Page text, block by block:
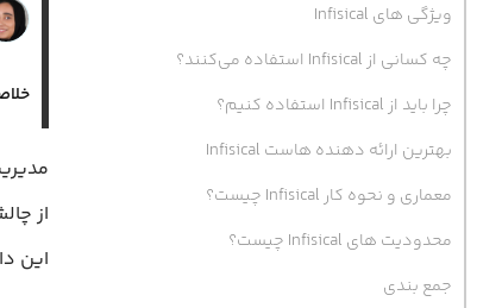
ویژگی های Infisical
چه کسانی از Infisical استفاده می‌کنند؟
چرا باید از Infisical استفاده کنیم؟
بهترین ارائه دهنده هاست Infisical
معماری و نحوه کار Infisical چیست؟
محدودیت های Infisical چیست؟
جمع بندی
این